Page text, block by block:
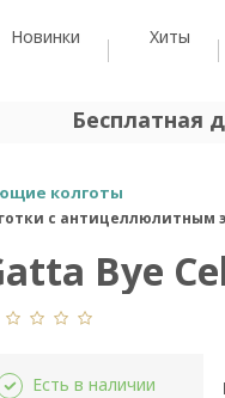
Новинки Хиты
Бесплатная
колготы
с антицеллюлитным
Bye
Есть в наличии